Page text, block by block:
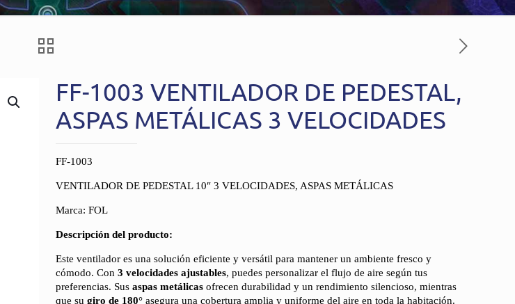
FF-1003 VENTILADOR DE PEDESTAL,
ASPAS METÁLICAS 3 VELOCIDADES
FF-1003
VENTILADOR DE PEDESTAL 10″ 3 VELOCIDADES, ASPAS METÁLICAS
Marca: FOL
Descripción del producto:
Este ventilador es una solución eficiente y versátil para mantener un ambiente fresco y
cómodo. Con 3 velocidades ajustables, puedes personalizar el flujo de aire según tus
preferencias. Sus aspas metálicas ofrecen durabilidad y un rendimiento silencioso, mientras
que su giro de 180° asegura una cobertura amplia y uniforme del aire en toda la habitación.